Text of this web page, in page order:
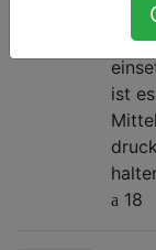
ein
der
ist
18